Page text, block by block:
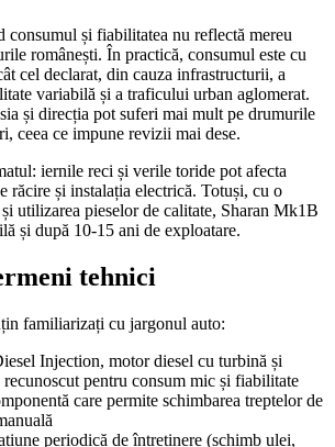
și fiabilitatea nu reflectă mereu
românești. În practică, consumul este cu
cel declarat, din cauza infrastructurii, a
variabilă și a traficului urban aglomerat.
și direcția pot suferi mai mult pe drumurile
ceea ce impune revizii mai dese.
iernile reci și verile toride pot afecta
răcire și instalația electrică. Totuși, cu o
utilizarea pieselor de calitate, Sharan Mk1B
și după 10-15 ani de exploatare.
tehnici
familiarizați cu jargonul auto:
Injection, motor diesel cu turbină și
pentru consum mic și fiabilitate
care permite schimbarea treptelor de
periodică de întreținere (schimb ulei,